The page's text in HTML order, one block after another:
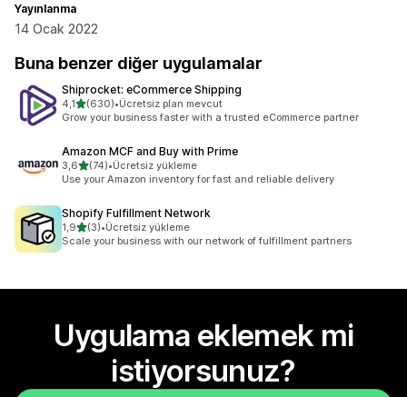
Yayınlanma
14 Ocak 2022
Buna benzer diğer uygulamalar
Shiprocket: eCommerce Shipping
4,15 yıldız üzerinden
(630)
toplam 630 değerlendirme
•Ücretsiz plan mevcut
Grow your business faster with a trusted eCommerce partner
Amazon MCF and Buy with Prime
3,65 yıldız üzerinden
(74)
toplam 74 değerlendirme
•Ücretsiz yükleme
Use your Amazon inventory for fast and reliable delivery
Shopify Fulfillment Network
1,95 yıldız üzerinden
(3)
toplam 3 değerlendirme
•Ücretsiz yükleme
Scale your business with our network of fulfillment partners
Uygulama eklemek mi
istiyorsunuz?